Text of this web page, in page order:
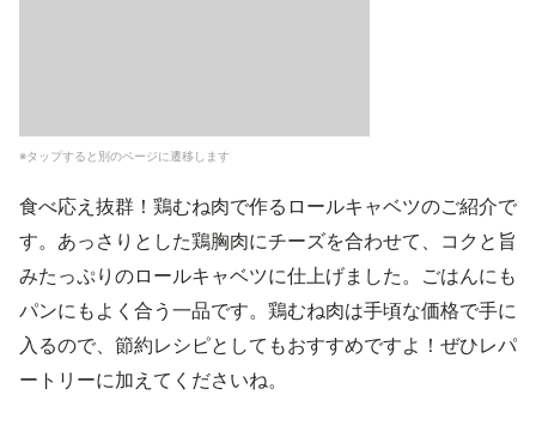
※タップすると別のページに遷移します
食べ応え抜群！鶏むね肉で作るロールキャベツのご紹介で
す。あっさりとした鶏胸肉にチーズを合わせて、コクと旨
みたっぷりのロールキャベツに仕上げました。ごはんにも
パンにもよく合う一品です。鶏むね肉は手頃な価格で手に
入るので、節約レシピとしてもおすすめですよ！ぜひレパ
ートリーに加えてくださいね。